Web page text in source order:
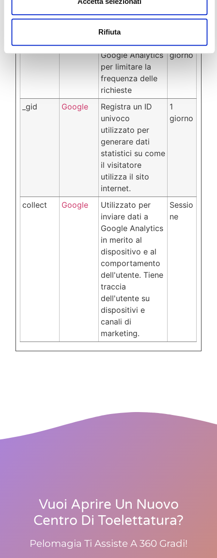
Rifiuta
il visitatore
utilizza il sito
_gat Google
Utilizzato da
Google Analytics
per limitare la
frequenza delle
richieste
1
giorno
_gid Google
Registra un ID
univoco
utilizzato per
generare dati
statistici su come
il visitatore
utilizza il sito
internet.
1
giorno
collect Google
Utilizzato per
inviare dati a
Google Analytics
in merito al
dispositivo e al
comportamento
dell'utente. Tiene
traccia
dell'utente su
dispositivi e
canali di
marketing.
Sessio
ne
Vuoi Aprire Un Nuovo
Centro Di Toelettatura?
Pelomagia Ti Assiste A 360 Gradi!